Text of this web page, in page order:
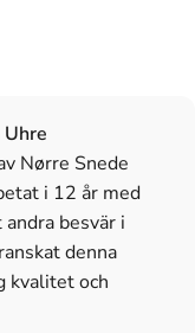
Nørre Snede
i 12 år med
besvär i
denna
kvalitet och